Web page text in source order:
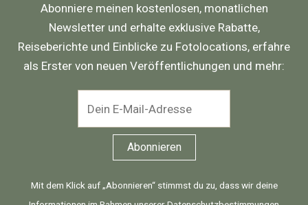
Abonniere meinen kostenlosen, monatlichen
Newsletter und erhalte exklusive Rabatte,
Reiseberichte und Einblicke zu Fotolocations, erfahre
als Erster von neuen Veröffentlichungen und mehr:
Mit dem Klick auf „Abonnieren“ stimmst du zu, dass wir deine